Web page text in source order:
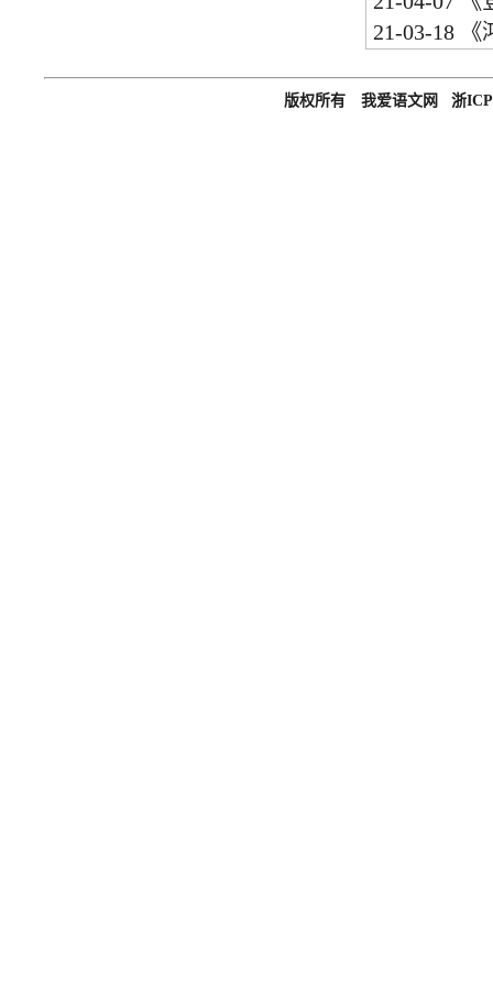
21-03-18
版权所有 我爱语文网 浙ICP备